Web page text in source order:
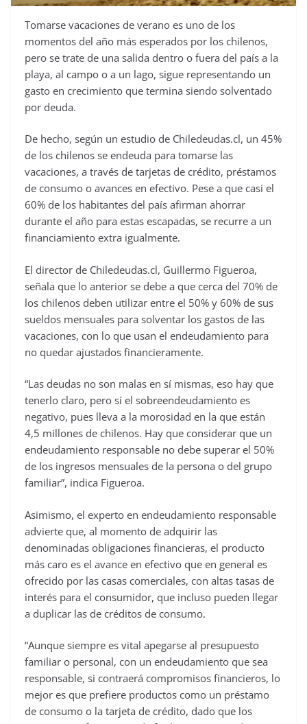
Tomarse vacaciones de verano es uno de los
momentos del año más esperados por los chilenos,
pero se trate de una salida dentro o fuera del país a la
playa, al campo o a un lago, sigue representando un
gasto en crecimiento que termina siendo solventado
por deuda.
De hecho, según un estudio de Chiledeudas.cl, un 45%
de los chilenos se endeuda para tomarse las
vacaciones, a través de tarjetas de crédito, préstamos
de consumo o avances en efectivo. Pese a que casi el
60% de los habitantes del país afirman ahorrar
durante el año para estas escapadas, se recurre a un
financiamiento extra igualmente.
El director de Chiledeudas.cl, Guillermo Figueroa,
señala que lo anterior se debe a que cerca del 70% de
los chilenos deben utilizar entre el 50% y 60% de sus
sueldos mensuales para solventar los gastos de las
vacaciones, con lo que usan el endeudamiento para
no quedar ajustados financieramente.
“Las deudas no son malas en sí mismas, eso hay que
tenerlo claro, pero sí el sobreendeudamiento es
negativo, pues lleva a la morosidad en la que están
4,5 millones de chilenos. Hay que considerar que un
endeudamiento responsable no debe superar el 50%
de los ingresos mensuales de la persona o del grupo
familiar”, indica Figueroa.
Asimismo, el experto en endeudamiento responsable
advierte que, al momento de adquirir las
denominadas obligaciones financieras, el producto
más caro es el avance en efectivo que en general es
ofrecido por las casas comerciales, con altas tasas de
interés para el consumidor, que incluso pueden llegar
a duplicar las de créditos de consumo.
“Aunque siempre es vital apegarse al presupuesto
familiar o personal, con un endeudamiento que sea
responsable, si contraerá compromisos financieros, lo
mejor es que prefiere productos como un préstamo
de consumo o la tarjeta de crédito, dado que los